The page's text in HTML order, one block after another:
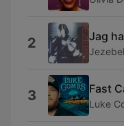
2 Jag
Jezebel
3 Fast
Luke